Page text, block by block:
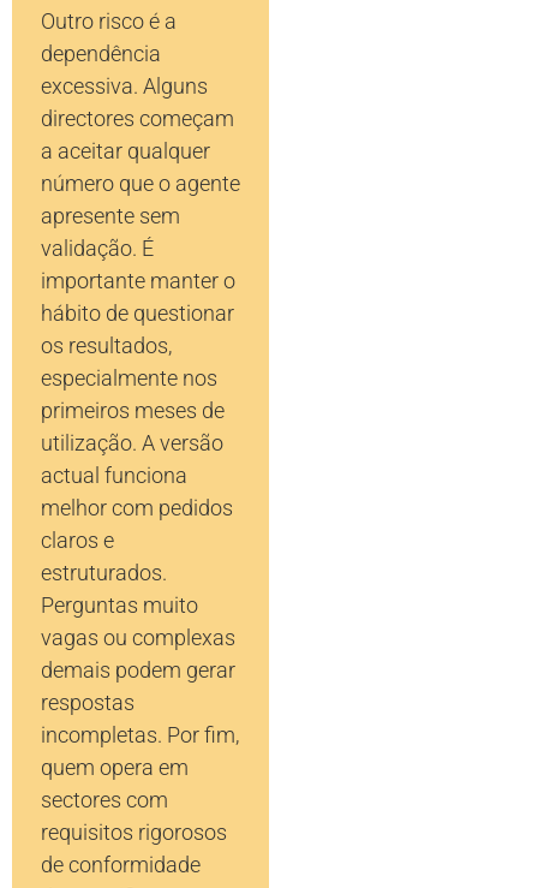
Outro risco é a
dependência
excessiva. Alguns
directores começam
a aceitar qualquer
número que o agente
apresente sem
validação. É
importante manter o
hábito de questionar
os resultados,
especialmente nos
primeiros meses de
utilização. A versão
actual funciona
melhor com pedidos
claros e
estruturados.
Perguntas muito
vagas ou complexas
demais podem gerar
respostas
incompletas. Por fim,
quem opera em
sectores com
requisitos rigorosos
de conformidade